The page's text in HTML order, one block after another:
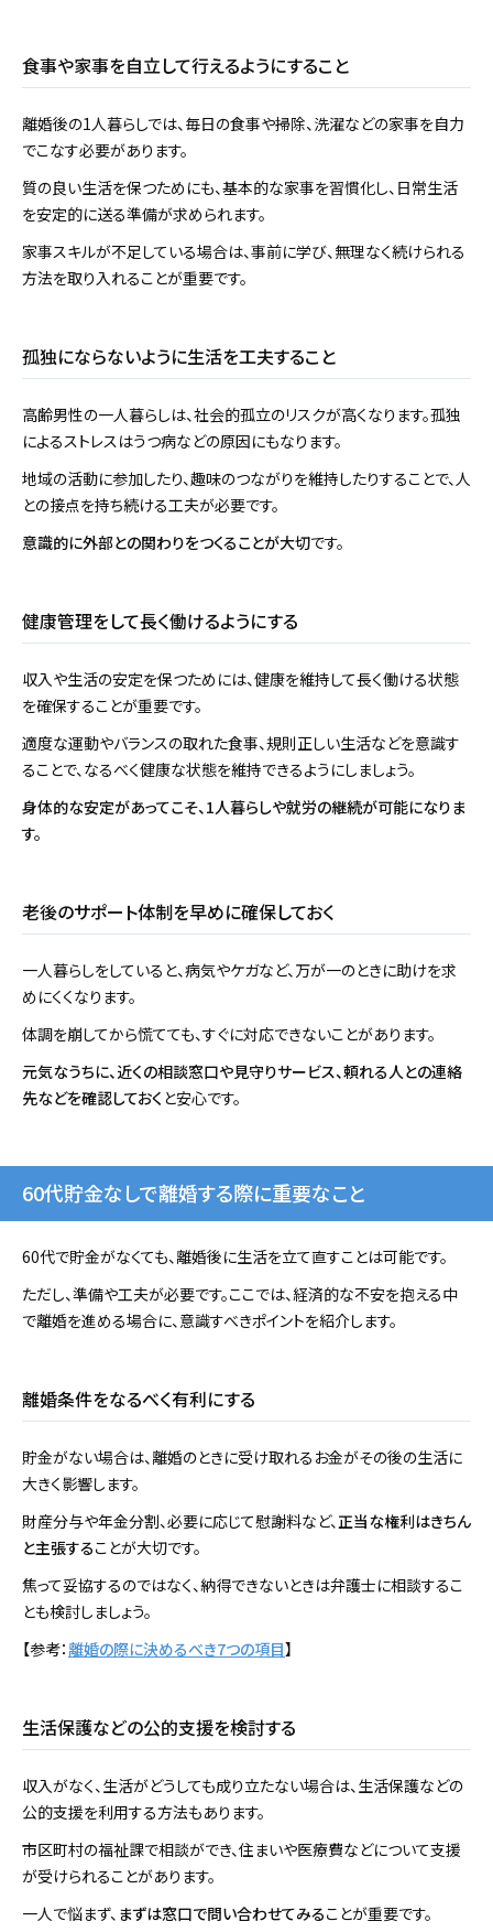
食事や家事を自立して行えるようにすること
離婚後の1人暮らしでは、毎日の食事や掃除、洗濯などの家事を自力
でこなす必要があります。
質の良い生活を保つためにも、基本的な家事を習慣化し、日常生活
を安定的に送る準備が求められます。
家事スキルが不足している場合は、事前に学び、無理なく続けられる
方法を取り入れることが重要です。
孤独にならないように生活を工夫すること
高齢男性の一人暮らしは、社会的孤立のリスクが高くなります。孤独
によるストレスはうつ病などの原因にもなります。
地域の活動に参加したり、趣味のつながりを維持したりすることで、人
との接点を持ち続ける工夫が必要です。
意識的に外部との関わりをつくることが大切です。
健康管理をして長く働けるようにする
収入や生活の安定を保つためには、健康を維持して長く働ける状態
を確保することが重要です。
適度な運動やバランスの取れた食事、規則正しい生活などを意識す
ることで、なるべく健康な状態を維持できるようにしましょう。
身体的な安定があってこそ、1人暮らしや就労の継続が可能になりま
す。
老後のサポート体制を早めに確保しておく
一人暮らしをしていると、病気やケガなど、万が一のときに助けを求
めにくくなります。
体調を崩してから慌てても、すぐに対応できないことがあります。
元気なうちに、近くの相談窓口や見守りサービス、頼れる人との連絡
先などを確認しておく と安心です。
60代貯金なしで離婚する際に重要なこと
60代で貯金がなくても、離婚後に生活を立て直すことは可能です。
ただし、準備や工夫が必要です。ここでは、経済的な不安を抱える中
で離婚を進める場合に、意識すべきポイントを紹介します。
離婚条件をなるべく有利にする
貯金がない場合は、離婚のときに受け取れるお金がその後の生活に
大きく影響します。
財産分与や年金分割、必要に応じて慰謝料など、正当な権利はきちん
と主張することが大切です。
焦って妥協するのではなく、納得できないときは弁護士に相談するこ
とも検討しましょう。
【参考： 離婚の際に決めるべき7つの項目】
生活保護などの公的支援を検討する
収入がなく、生活がどうしても成り立たない場合は、生活保護などの
公的支援を利用する方法もあります。
市区町村の福祉課で相談ができ、住まいや医療費などについて支援
が受けられることがあります。
一人で悩まず、 まずは窓口で問い合わせてみることが重要です。